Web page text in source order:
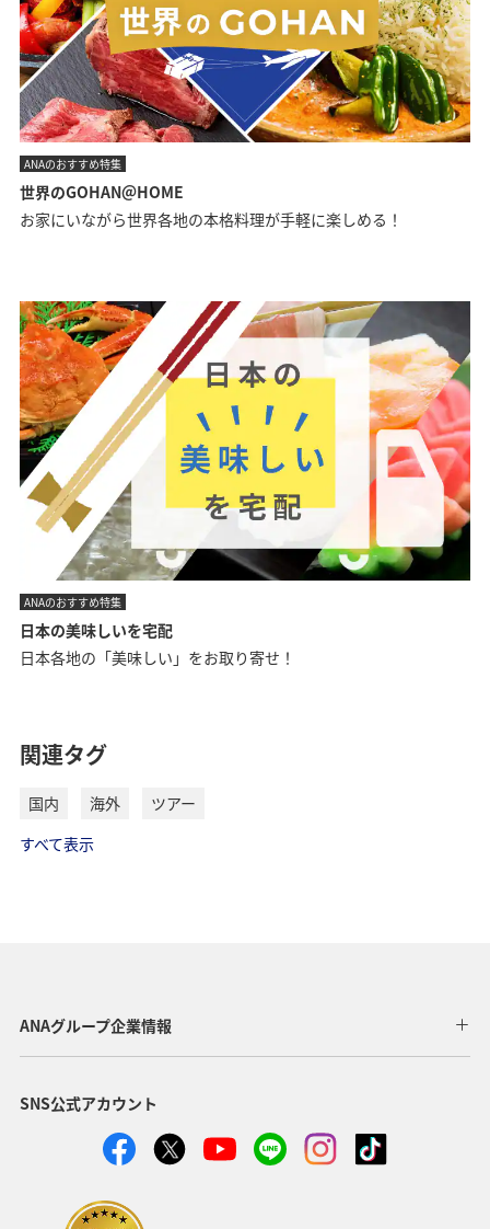
ANAのおすすめ特集
世界のGOHAN＠HOME
お家にいながら世界各地の本格料理が手軽に楽しめる！
ANAのおすすめ特集
日本の美味しいを宅配
日本各地の「美味しい」をお取り寄せ！
関連タグ
国内 海外
ツアー
すべて表示
ANAグループ企業情報
SNS公式アカウント